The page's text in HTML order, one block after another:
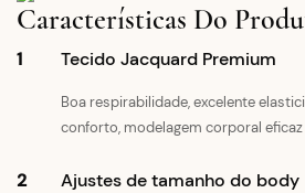
Características Do
1 Tecido Jacquard Premium
Boa respirabilidade, excelente
conforto, modelagem corporal
2 Ajustes de tamanho do body